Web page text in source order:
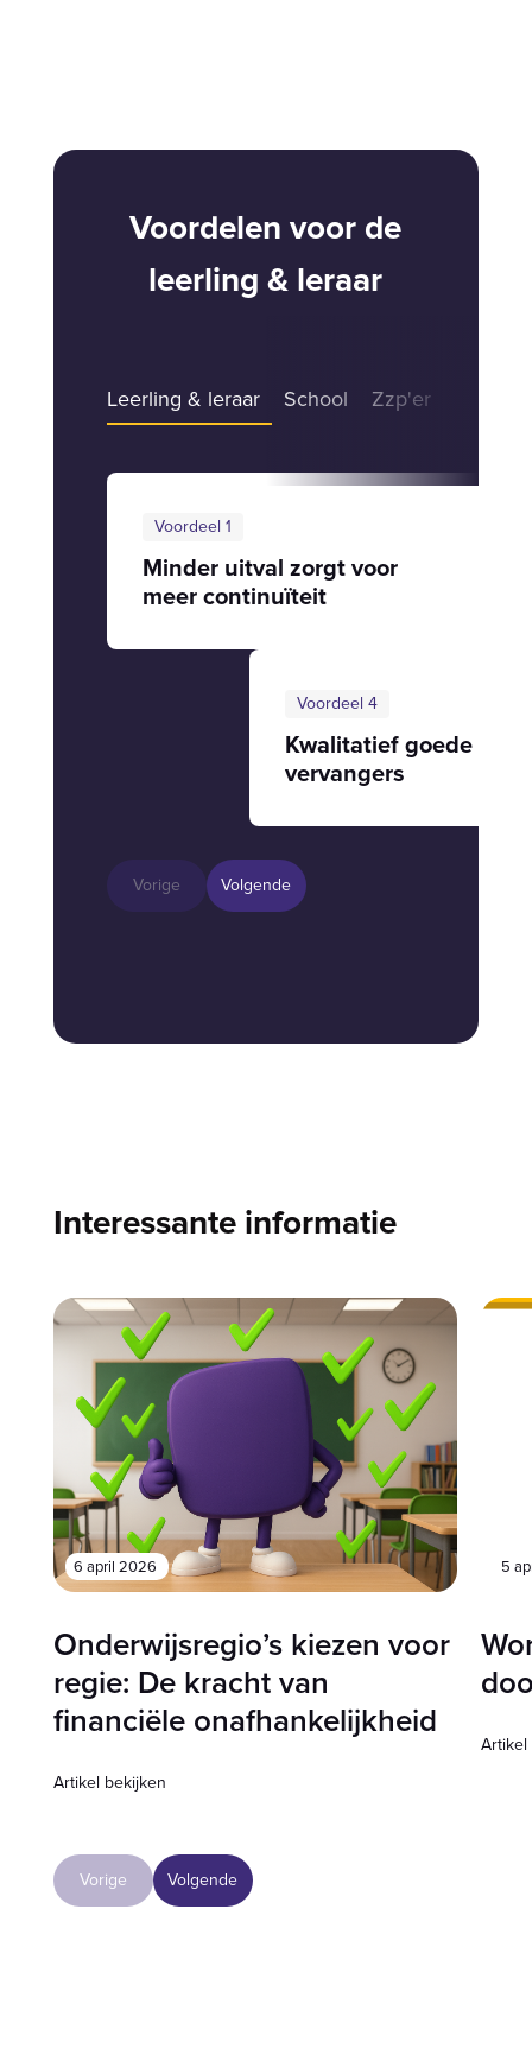
Voordelen voor de
leerling & leraar
Leerling & leraar School Zzp'er
Voordeel 1
Minder uitval zorgt voor
meer continuïteit
Voordeel 4
Kwalitatief goede
vervangers
Vorige Volgende
Interessante informatie
Vorige Volgende
6 april 2026
Onderwijsregio’s kiezen voor
regie: De kracht van
financiële onafhankelijkheid
Artikel bekijken
5